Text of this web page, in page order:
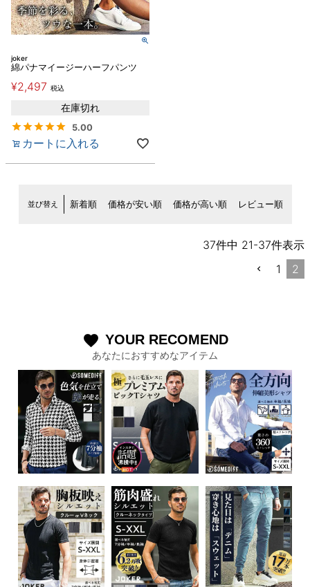
joker
綿パナマイージーハーフパンツ
¥2,497 税込
在庫切れ
5.00
カートに入れる
並び替え 新着順 価格が安い順 価格が高い順 レビュー順
37件中 21-37件表示
1
2
favorite YOUR RECOMEND
あなたにおすすめなアイテム